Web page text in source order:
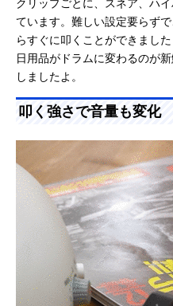
クリップごとに、スネア、ハ
ています。難しい設定要らず
らすぐに叩くことができました
日用品がドラムに変わるのが
しましたよ。
叩く強さで音量も変化